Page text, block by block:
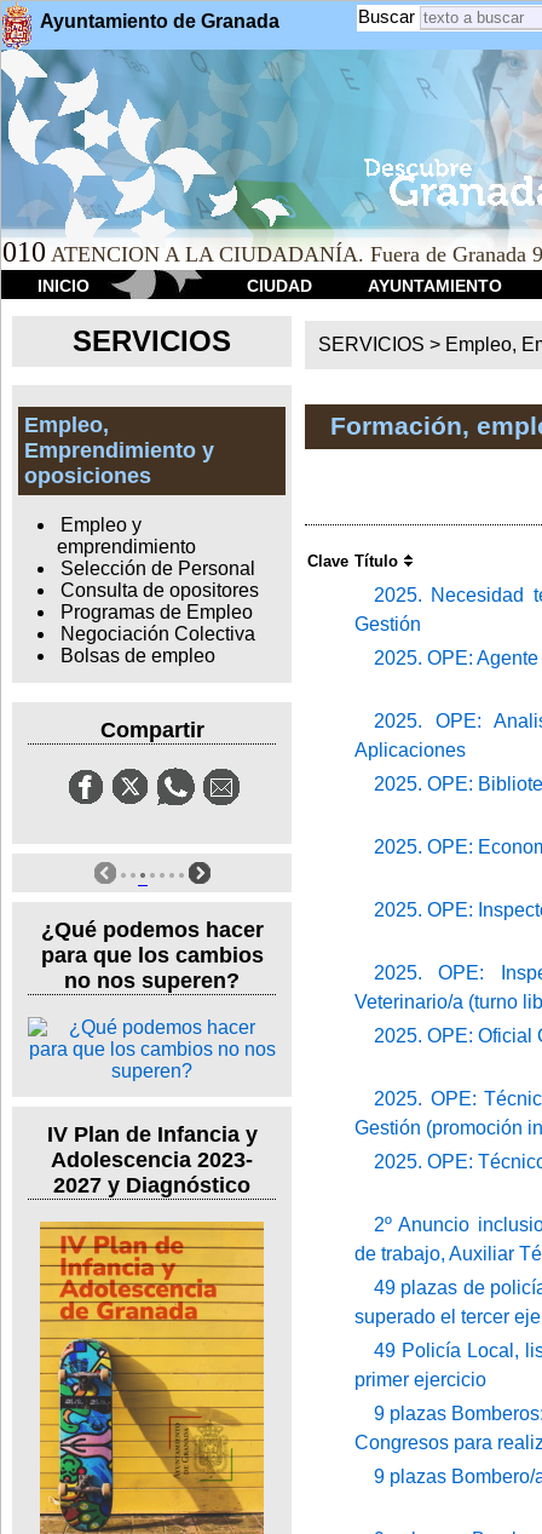
Ayuntamiento de Granada Buscar
010 ATENCION A LA CIUDADANÍA. Fuera de Granada
INICIO CIUDAD AYUNTAMIENTO
SERVICIOS
Empleo,
Emprendimiento y
oposiciones
Empleo y
emprendimiento
Selección de Personal
Consulta de opositores
Programas de Empleo
Negociación Colectiva
Bolsas de empleo
Compartir
¿Qué podemos hacer
para que los cambios
no nos superen?
IV Plan de Infancia y
Adolescencia 2023-
2027 y Diagnóstico
SERVICIOS > Empleo,
Formación,
Clave Título
2025. Necesidad
Gestión
2025. OPE:
2025. OPE:
Aplicaciones
2025. OPE:
2025. OPE:
2025. OPE:
2025. OPE:
Veterinario/a (turno
2025. OPE: Oficial
2025. OPE:
Gestión (promoción
2025. OPE:
2º Anuncio
de trabajo, Auxiliar
49 plazas de
superado el tercer
49 Policía Local,
primer ejercicio
9 plazas
Congresos para
9 plazas